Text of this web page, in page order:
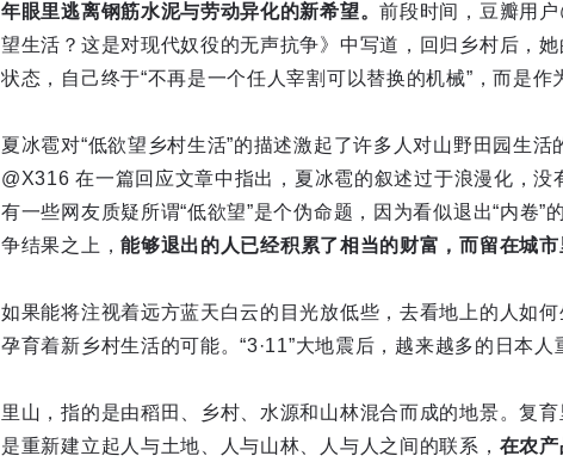
年眼里逃离钢筋水泥与劳动异化的新希望。前段时间，豆瓣用
望生活？这是对现代奴役的无声抗争》中写道，回归乡村后，
状态，自己终于“不再是一个任人宰割可以替换的机械”，而是作
夏冰雹对“低欲望乡村生活”的描述激起了许多人对山野田园生
@X316 在一篇回应文章中指出，夏冰雹的叙述过于浪漫化，
有一些网友质疑所谓“低欲望”是个伪命题，因为看似退出“内卷
争结果之上，能够退出的人已经积累了相当的财富，而留在城市
如果能将注视着远方蓝天白云的目光放低些，去看地上的人如
孕育着新乡村生活的可能。“3·11”大地震后，越来越多的日本人
里山，指的是由稻田、乡村、水源和山林混合而成的地景。复
是重新建立起人与土地、人与山林、人与人之间的联系， 在农